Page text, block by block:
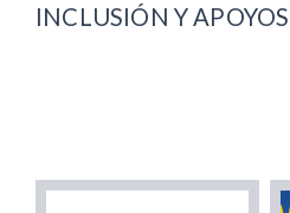
INCLUSIÓN Y